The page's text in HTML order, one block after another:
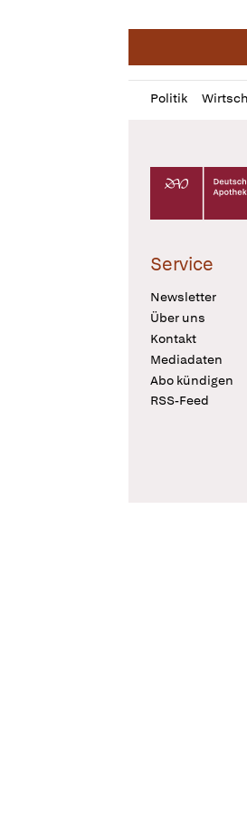
Politik
Profil
öffnen
Daz
Pur
Deutscher
Service
Newsletter
Über uns
Kontakt
Mediadaten
Abo kündigen
RSS-Feed